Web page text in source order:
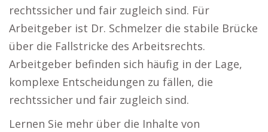
rechtssicher und fair zugleich sind. Für
Arbeitgeber ist Dr. Schmelzer die stabile Brücke
über die Fallstricke des Arbeitsrechts.
Arbeitgeber befinden sich häufig in der Lage,
komplexe Entscheidungen zu fällen, die
rechtssicher und fair zugleich sind.
Lernen Sie mehr über die Inhalte von